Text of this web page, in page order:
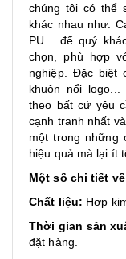
chúng tôi có thể
khác nhau như:
PU... để quý
chọn, phù hợp
nghiệp. Đặc biệt
khuôn nổi
theo bất cứ yêu
cạnh tranh nhất
một trong những
hiệu quả mà lại ít
Một số chi tiết
Chất liệu: Hợp
Thời gian sản
đặt hàng.